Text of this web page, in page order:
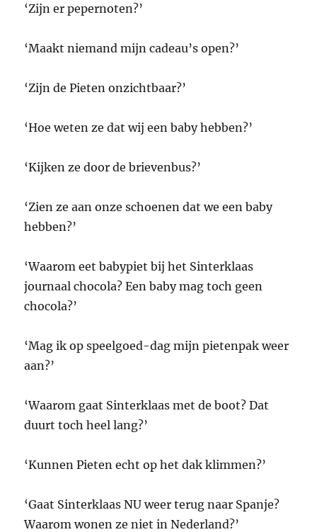
‘Zijn er pepernoten?’
‘Maakt niemand mijn cadeau’s open?’
‘Zijn de Pieten onzichtbaar?’
‘Hoe weten ze dat wij een baby hebben?’
‘Kijken ze door de brievenbus?’
‘Zien ze aan onze schoenen dat we een baby
hebben?’
‘Waarom eet babypiet bij het Sinterklaas
journaal chocola? Een baby mag toch geen
chocola?’
‘Mag ik op speelgoed-dag mijn pietenpak weer
aan?’
‘Waarom gaat Sinterklaas met de boot? Dat
duurt toch heel lang?’
‘Kunnen Pieten echt op het dak klimmen?’
‘Gaat Sinterklaas NU weer terug naar Spanje?
Waarom wonen ze niet in Nederland?’